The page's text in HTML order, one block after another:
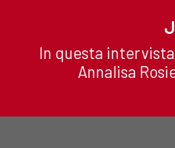
In questa
Annalisa